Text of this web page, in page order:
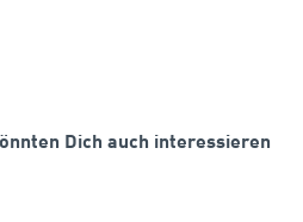
Dich auch interessieren